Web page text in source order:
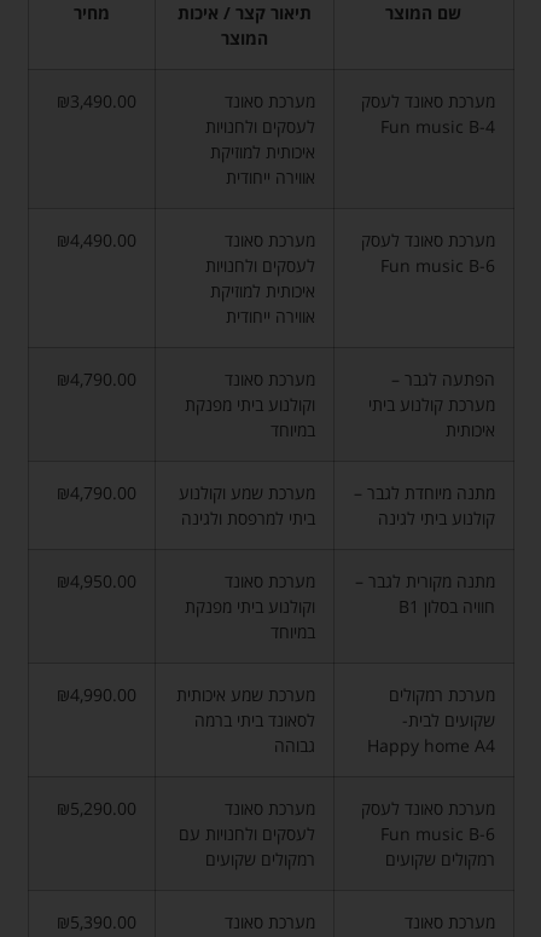
שם המוצר
תיאור קצר / איכות
המוצר
מחיר
מערכת סאונד לעסק
Fun music B-4
מערכת סאונד
לעסקים ולחנויות
איכותית למוזיקת
אווירה ייחודית
₪3,490.00
מערכת סאונד לעסק
Fun music B-6
מערכת סאונד
לעסקים ולחנויות
איכותית למוזיקת
אווירה ייחודית
₪4,490.00
הפתעה לגבר –
מערכת קולנוע ביתי
איכותית
מערכת סאונד
וקולנוע ביתי מפנקת
במיוחד
₪4,790.00
מתנה מיוחדת לגבר –
קולנוע ביתי לגינה
מערכת שמע וקולנוע
ביתי למרפסת ולגינה
₪4,790.00
מתנה מקורית לגבר –
חוויה בסלון B1
מערכת סאונד
וקולנוע ביתי מפנקת
במיוחד
₪4,950.00
מערכת רמקולים
שקועים לבית-
Happy home A4
מערכת שמע איכותית
לסאונד ביתי ברמה
גבוהה
₪4,990.00
מערכת סאונד לעסק
Fun music B-6
רמקולים שקועים
מערכת סאונד
לעסקים ולחנויות עם
רמקולים שקועים
₪5,290.00
מערכת סאונד
מערכת סאונד
₪5,390.00